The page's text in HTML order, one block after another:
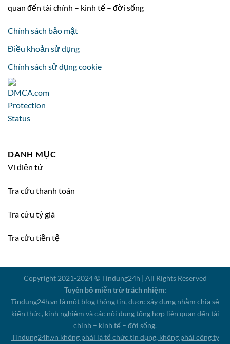
quan đến tài chính – kinh tế – đời sống
Chính sách bảo mật
Điều khoản sử dụng
Chính sách sử dụng cookie
DANH MỤC
Ví điện tử
Tra cứu thanh toán
Tra cứu tỷ giá
Tra cứu tiền tệ
Copyright 2021-2024 © Tindung24h | All Rights Reserved
Tuyên bố miễn trừ trách nhiệm:
Tindung24h.vn là một blog thông tin, được xây dựng nhằm chia sẻ
kiến thức, kinh nghiệm và các nội dung tổng hợp liên quan đến tài
chính – kinh tế – đời sống.
Tindung24h.vn không phải là tổ chức tín dụng, không phải công ty